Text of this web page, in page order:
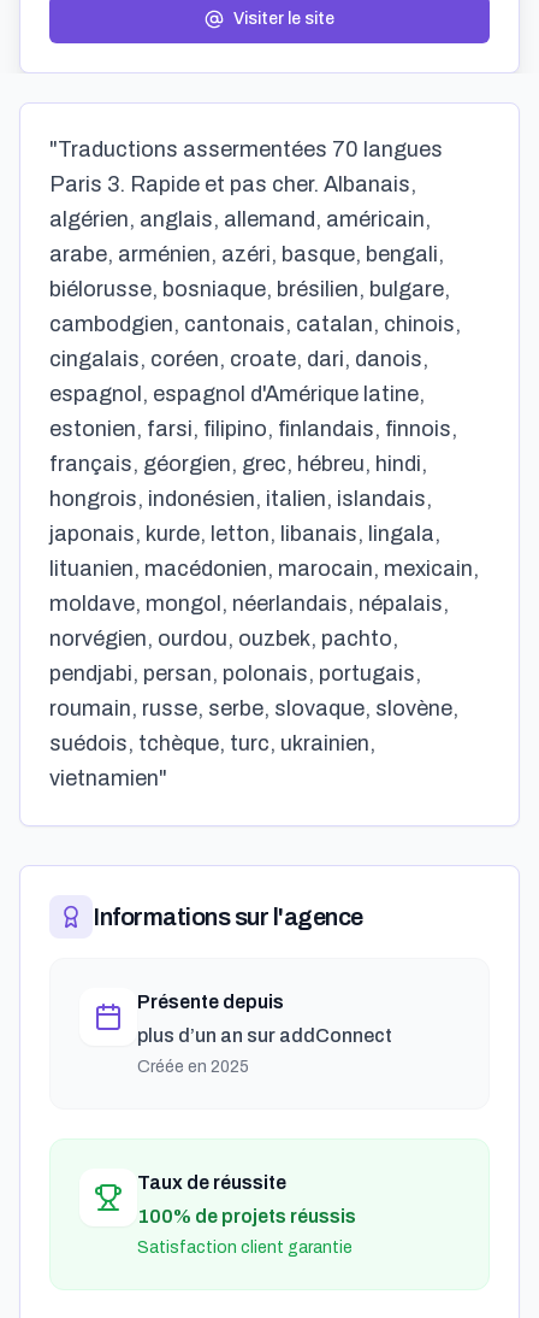
Visiter le site
"Traductions assermentées 70 langues
Paris 3. Rapide et pas cher. Albanais,
algérien, anglais, allemand, américain,
arabe, arménien, azéri, basque, bengali,
biélorusse, bosniaque, brésilien, bulgare,
cambodgien, cantonais, catalan, chinois,
cingalais, coréen, croate, dari, danois,
espagnol, espagnol d'Amérique latine,
estonien, farsi, filipino, finlandais, finnois,
français, géorgien, grec, hébreu, hindi,
hongrois, indonésien, italien, islandais,
japonais, kurde, letton, libanais, lingala,
lituanien, macédonien, marocain, mexicain,
moldave, mongol, néerlandais, népalais,
norvégien, ourdou, ouzbek, pachto,
pendjabi, persan, polonais, portugais,
roumain, russe, serbe, slovaque, slovène,
suédois, tchèque, turc, ukrainien,
vietnamien"
Informations sur l'agence
Présente depuis
plus d’un an sur addConnect
Créée en 2025
Taux de réussite
100% de projets réussis
Satisfaction client garantie